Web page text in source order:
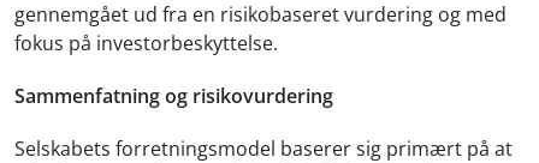
gennemgået ud fra en risikobaseret vurdering og med
fokus på investorbeskyttelse.
Sammenfatning og risikovurdering
Selskabets forretningsmodel baserer sig primært på at